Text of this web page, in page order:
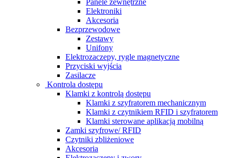
Panele zewnętrzne
Elektroniki
Akcesoria
Bezprzewodowe
Zestawy
Unifony
Elektrozaczepy, rygle magnetyczne
Przyciski wyjścia
Zasilacze
Kontrola dostępu
Klamki z kontrolą dostępu
Klamki z szyfratorem mechanicznym
Klamki z czytnikiem RFID i szyfratorem
Klamki sterowane aplikacją mobilną
Zamki szyfrowe/ RFID
Czytniki zbliżeniowe
Akcesoria